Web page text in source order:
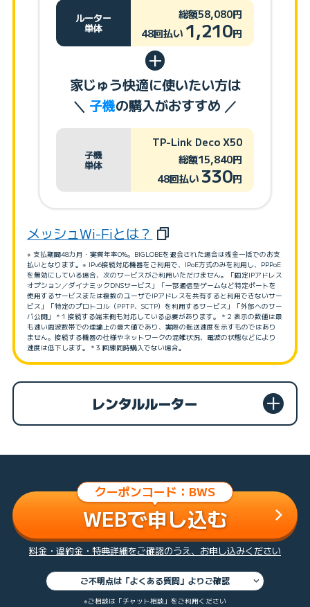
ルーター
単体
総額58,080円
48回払い 1,210円
家じゅう快適に使いたい方は
＼ 子機の購入がおすすめ ／
子機
単体
TP-Link Deco X50
総額15,840円
48回払い 330円
メッシュWi-Fiとは？
※ 支払期間48カ月・実質年率0%。BIGLOBEを退会された場合は残金一括でのお支
払いとなります。※ IPv6接続対応機器をご利用で、IPoE方式のみを利用し、PPPoE
を無効にしている場合、次のサービスがご利用いただけません。「固定IPアドレス
オプション／ダイナミックDNSサービス」「一部通信型ゲームなど特定ポートを
使用するサービスまたは複数のユーザでIPアドレスを共有すると利用できないサー
ビス」「特定のプロトコル（PPTP、SCTP）を利用するサービス」「外部へのサー
バ公開」＊1 接続する端末側も対応している必要があります。＊2 表示の数値は最
も速い周波数帯での理論上の最大値であり、実際の転送速度を示すものではあり
ません。接続する機器の仕様やネットワークの混雑状況、電波の状態などにより
速度は低下します。＊3 回線同時購入でない場合。
レンタルルーター
お申し込みは
\ 1台まで /
550円/月
10ギガ対応 IPv6 Wi-Fi 6＊1
クーポンコード：BWS
WEBで申し込む
料金・違約金・特典詳細をご確認のうえ、お申し込みください
ご不明点は「よくある質問」よりご確認
※ご相談は「チャット相談」をご利用ください